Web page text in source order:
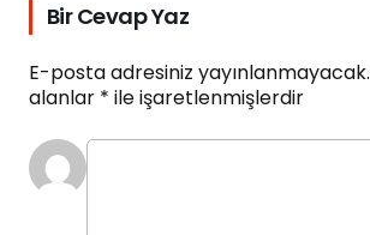
Bir Cevap Yaz
E-posta adresiniz yayınlanmayacak.
alanlar * ile işaretlenmişlerdir